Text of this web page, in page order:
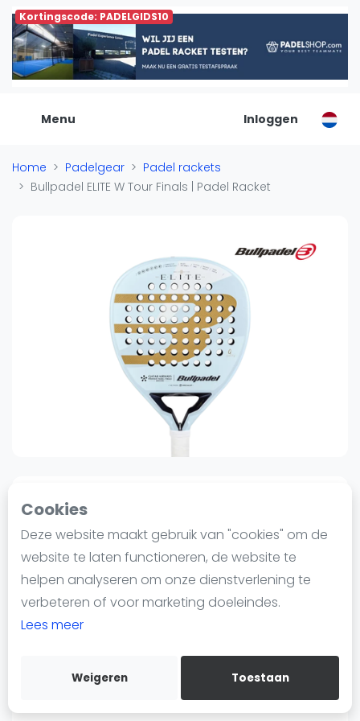
Cookies
Deze website maakt gebruik van "cookies" om de
website te laten functioneren, de website te
helpen analyseren om onze dienstverlening te
verbeteren of voor marketing doeleindes.
Lees meer
Weigeren Toestaan
Kortingscode: PADELGIDS10
Menu
De Padel Gids
Alle padel locaties
Padelwinkels
Organisatie
Banenbouwers
Overige categorien
Laatste updates
Informatie
Over ons
Contact
Adverteren
Insights
WhatsApp
Join WhatsApp Community
Inloggen
Home Padelgear
Padel rackets
Bullpadel ELITE W Tour Finals | Padel Racket
1 0 Sinds 13 januari 2025 10:25
Bullpadel
Bullpadel ELITE W Tour Finals |
Padel Racket
€23995 €32995
-27%
Verzenden
Key Specifications